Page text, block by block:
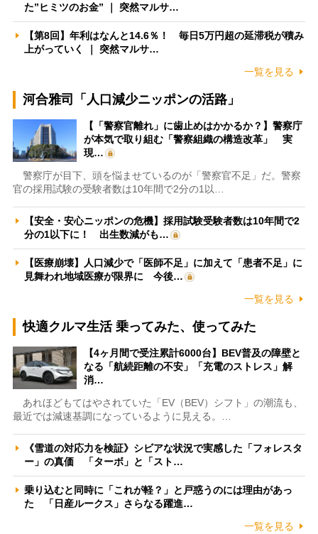
た”ヒミツのお金” ｜ 突然マルサ…
【第8回】年利はなんと14.6％！ 毎日5万円超の延滞税が積み
上がっていく ｜ 突然マルサ…
一覧を見る
河合雅司「人口減少ニッポンの活路」
【「警察官離れ」に歯止めはかかるか？】警察庁
が本気で取り組む「警察組織の構造改革」 実
現…
警察庁が目下、頭を悩ませているのが「警察官不足」だ。警察
官の採用試験の受験者数は10年間で2分の1以…
【安全・安心ニッポンの危機】採用試験受験者数は10年間で2
分の1以下に！ 出生数減がも…
【医療崩壊】人口減少で「医師不足」に加えて「患者不足」に
見舞われ地域医療が限界に 今後…
一覧を見る
快適クルマ生活 乗ってみた、使ってみた
【4ヶ月間で受注累計6000台】BEV普及の障壁と
なる「航続距離の不安」「充電のストレス」解
消…
あれほどもてはやされていた「EV（BEV）シフト」の潮流も、
最近では減速基調になっているように見える。…
《雪道の対応力を検証》シビアな状況で実感した「フォレスタ
ー」の真価 「ターボ」と「スト…
乗り込むと同時に「これが軽？」と戸惑うのには理由があっ
た 「日産ルークス」さらなる躍進…
一覧を見る